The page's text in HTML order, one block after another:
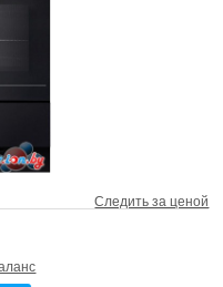
Следить за ценой